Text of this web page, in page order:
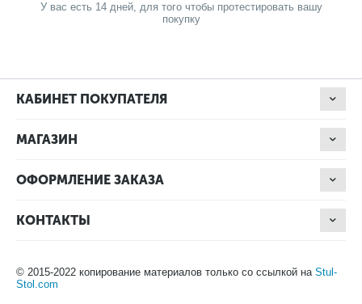
У вас есть 14 дней, для того чтобы протестировать вашу
покупку
КАБИНЕТ ПОКУПАТЕЛЯ
МАГАЗИН
ОФОРМЛЕНИЕ ЗАКАЗА
КОНТАКТЫ
© 2015-2022 копирование материалов только со ссылкой на Stul-
Stol.com